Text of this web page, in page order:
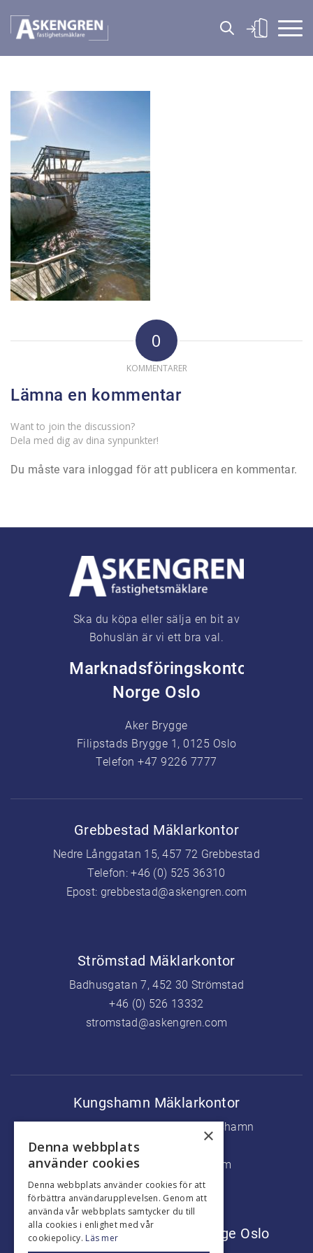
0
KOMMENTARER
Lämna en kommentar
Want to join the discussion?
Dela med dig av dina synpunkter!
Du måste vara inloggad för att publicera en kommentar.
Ska du köpa eller sälja en bit av
Bohuslän är vi ett bra val.
Marknadsföringskontor
Norge Oslo
Aker Brygge
Filipstads Brygge 1, 0125 Oslo
Telefon +47 9226 7777
Grebbestad Mäklarkontor
Nedre Långgatan 15, 457 72 Grebbestad
Telefon:+46 (0) 525 36310
Epost: grebbestad@askengren.com
Strömstad Mäklarkontor
Badhusgatan 7, 452 30 Strömstad
+46 (0) 526 13332
stromstad@askengren.com
Kungshamn Mäklarkontor
Köpmanstorget 5, 456 31 Kungshamn
+46 (0) 523 37500
kungshamn@askengren.com
Marknadsföringskontor Norge Oslo
×
Denna webbplats
använder cookies
Denna webbplats använder cookies för att
förbättra användarupplevelsen. Genom att
använda vår webbplats samtycker du till
alla cookies i enlighet med vår
cookiepolicy. Läs mer